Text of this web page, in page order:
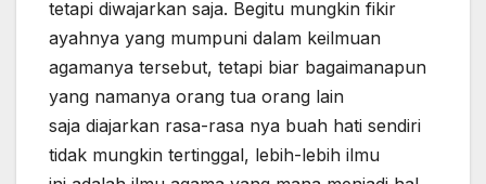
tetapi diwajarkan saja. Begitu mungkin fikir
ayahnya yang mumpuni dalam keilmuan
agamanya tersebut, tetapi biar bagaimanapun
yang namanya orang tua orang lain
saja diajarkan rasa-rasa nya buah hati sendiri
tidak mungkin tertinggal, lebih-lebih ilmu